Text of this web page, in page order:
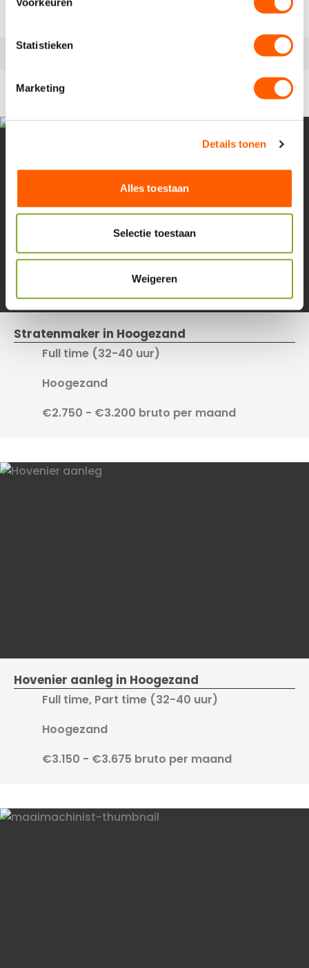
s
Statistieken
Marketing
Details tonen
Alles toestaan
Selectie toestaan
Weigeren
RELEVANTE VACATURES
Stratenmaker in Hoogezand
Full time (32-40 uur)
Hoogezand
€2.750 - €3.200 bruto per maand
Hovenier aanleg in Hoogezand
Full time, Part time (32-40 uur)
Hoogezand
€3.150 - €3.675 bruto per maand